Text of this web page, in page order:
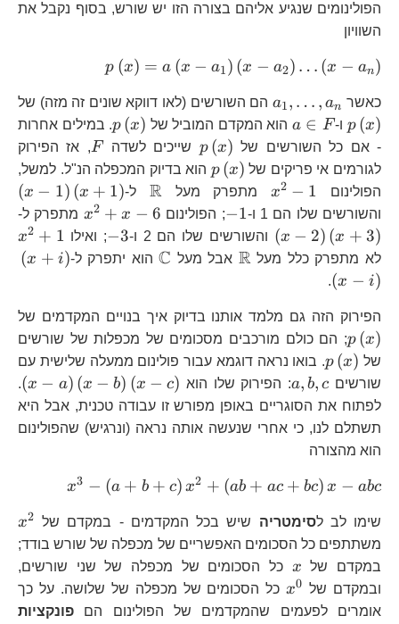
הפולינומים שנגיע אליהם בצורה הזו יש שורש, בסוף נקבל את
השוויון
a_{n}\right)
p (x) = a (x − a1) (x − a2) … (x − an)
כאשר a_{1},\dots,a_{n} a1, … , an הם השורשים (לאו דווקא שונים זה מזה) של
p (x) ו-
a\in
F
a ∈ F הוא המקדם המוביל שלp\left(x\right)
p (x)
. במילים אחרות
- אם כל השורשים של
p\left(x\right)
p (x) שייכים לשדה F
F, אז הפירוק
לגורמים אי פריקים שלp\left(x\right)
p (x)
הוא בדיוק המכפלה הנ"ל. למשל,
הפולינום
x^{2}-1 x2 − 1 מתפרק מעל\mathbb{R}
R ל- (x − 1) (x + 1)
והשורשים שלו הם 1 ו- -1 −1 ; הפולינום
x^{2}+x-
6
x2 + x − 6 מתפרק ל-
(x − 2) (x + 3) והשורשים שלו הם 2 ו- -3
−3 ; ואילו x2 + 1
לא מתפרק כלל מעל\mathbb{R}
R אבל מעל \mathbb{C}
Cהוא יתפרק ל- (x + i)
(x − i)
.
הפירוק הזה גם מלמד אותנו בדיוק איך בנויים המקדמים של
p (x)
; הם כולם מורכבים מסכומים של מכפלות של שורשים
של
p\left(x\right) p (x)
. בואו נראה דוגמא עבור פולינום ממעלה שלישית עם
שורשים
a,b,c a, b, c : הפירוק שלו הוא (x − a) (x − b) (x − c)
.
לפתוח את הסוגריים באופן מפורש זו עבודה טכנית, אבל היא
תשתלם לנו, כי אחרי שנעשה אותה נראה (ונרגיש) שהפולינום
הוא מהצורה
x^{3}-
abc
x3 − (a + b + c) x2 + (ab + ac + bc) x − abc
שימו לב לסימטריה שיש בכל המקדמים - במקדם של x2
משתתפים כל הסכומים האפשריים של מכפלה של שורש בודד;
במקדם של
x x כל הסכומים של מכפלה של שני שורשים,
ובמקדם של
x^{0} x0
כל הסכומים של מכפלה של שלושה. על כך
אומרים לפעמים שהמקדמים של הפולינום הם פונקציות